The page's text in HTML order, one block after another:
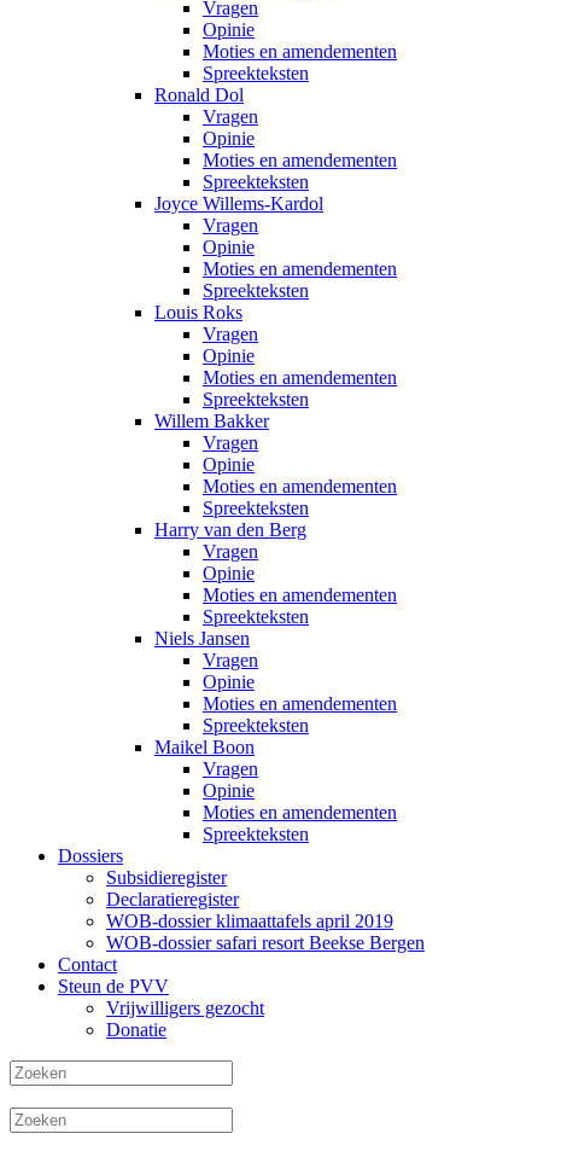
Vragen
Opinie
Moties en amendementen
Spreekteksten
Ronald Dol
Vragen
Opinie
Moties en amendementen
Spreekteksten
Joyce Willems-Kardol
Vragen
Opinie
Moties en amendementen
Spreekteksten
Louis Roks
Vragen
Opinie
Moties en amendementen
Spreekteksten
Willem Bakker
Vragen
Opinie
Moties en amendementen
Spreekteksten
Harry van den Berg
Vragen
Opinie
Moties en amendementen
Spreekteksten
Niels Jansen
Vragen
Opinie
Moties en amendementen
Spreekteksten
Maikel Boon
Vragen
Opinie
Moties en amendementen
Spreekteksten
Dossiers
Subsidieregister
Declaratieregister
WOB-dossier klimaattafels april 2019
WOB-dossier safari resort Beekse Bergen
Contact
Steun de PVV
Vrijwilligers gezocht
Donatie